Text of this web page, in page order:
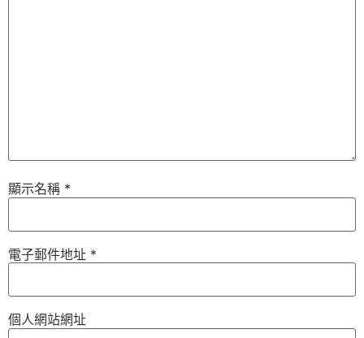
顯示名稱 *
電子郵件地址 *
個人網站網址